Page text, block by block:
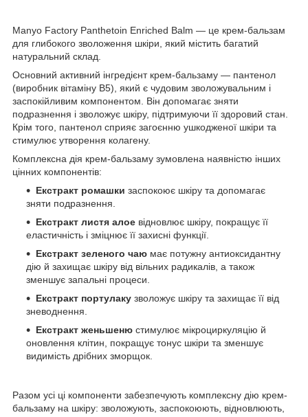
Manyo Factory Panthetoin Enriched Balm — це крем-бальзам
для глибокого зволоження шкіри, який містить багатий
натуральний склад.
Основний активний інгредієнт крем-бальзаму — пантенол
(виробник вітаміну В5), який є чудовим зволожувальним і
заспокійливим компонентом. Він допомагає зняти
подразнення і зволожує шкіру, підтримуючи її здоровий стан.
Крім того, пантенол сприяє загоєнню ушкодженої шкіри та
стимулює утворення колагену.
Комплексна дія крем-бальзаму зумовлена наявністю інших
цінних компонентів:
Екстракт ромашки заспокоює шкіру та допомагає
зняти подразнення.
Екстракт листя алое відновлює шкіру, покращує її
еластичність і зміцнює її захисні функції.
Екстракт зеленого чаю має потужну антиоксидантну
дію й захищає шкіру від вільних радикалів, а також
зменшує запальні процеси.
Екстракт портулаку зволожує шкіру та захищає її від
зневоднення.
Екстракт женьшеню стимулює мікроциркуляцію й
оновлення клітин, покращує тонус шкіри та зменшує
видимість дрібних зморщок.
Разом усі ці компоненти забезпечують комплексну дію крем-
бальзаму на шкіру: зволожують, заспокоюють, відновлюють,